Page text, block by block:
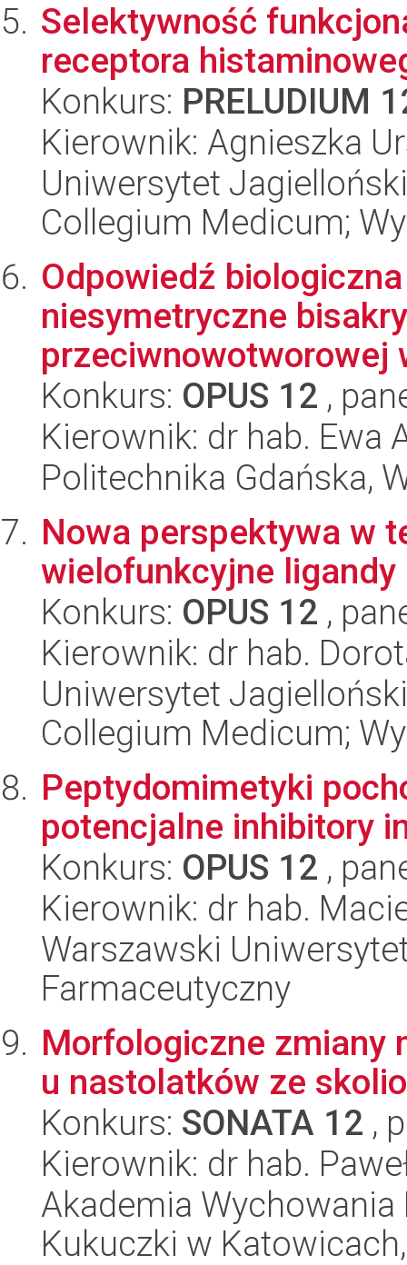
Selektywność
receptora
Konkurs: PRELUDIUM
Kierownik: Agnieszka
Uniwersytet
Collegium Medicum;
Odpowiedź
niesymetryczne
przeciwnowotworowej
Konkurs: OPUS 12 ,
Kierownik: dr hab. Ewa
Politechnika Gdańska,
Nowa perspektywa w
wielofunkcyjne
Konkurs: OPUS 12 ,
Kierownik: dr hab.
Uniwersytet
Collegium Medicum;
Peptydomimetyki
potencjalne inhibitory
Konkurs: OPUS 12 ,
Kierownik: dr hab.
Warszawski
Farmaceutyczny
Morfologiczne zmiany
u nastolatków ze
Konkurs: SONATA 12 ,
Kierownik: dr hab.
Akademia
Kukuczki w